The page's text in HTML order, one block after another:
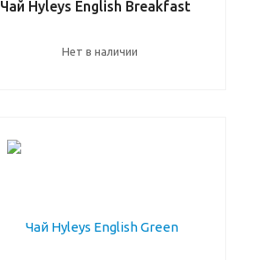
Чай Hyleys English Breakfast
Нет в наличии